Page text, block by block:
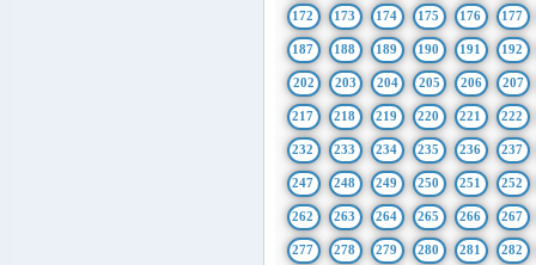
172 173 174 175 176 177
187 188 189 190 191 192
202 203 204 205 206 207
217 218 219 220 221 222
232 233 234 235 236 237
247 248 249 250 251 252
262 263 264 265 266 267
277 278 279 280 281 282